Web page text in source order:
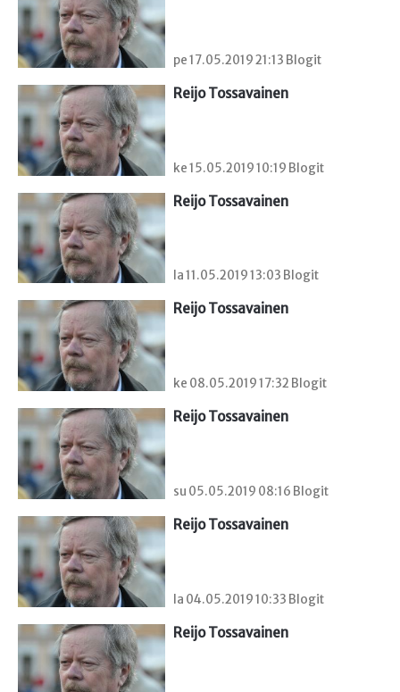
pe 17.05.2019 21:13 Blogit
Reijo Tossavainen
ke 15.05.2019 10:19 Blogit
Reijo Tossavainen
la 11.05.2019 13:03 Blogit
Reijo Tossavainen
ke 08.05.2019 17:32 Blogit
Reijo Tossavainen
su 05.05.2019 08:16 Blogit
Reijo Tossavainen
la 04.05.2019 10:33 Blogit
Reijo Tossavainen